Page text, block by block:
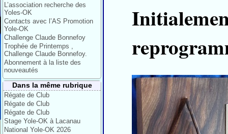
L’association recherche des
Yoles-OK
Contacts avec l’AS Promotion
Yole-OK
Challenge Claude Bonnefoy
Trophée de Printemps ,
Challenge Claude Bonnefoy.
Abonnement à la liste des
nouveautés
Dans la même rubrique
Régate de Club
Régate de Club
Régate de Club
Stage Yole-OK à Lacanau
National Yole-OK 2026